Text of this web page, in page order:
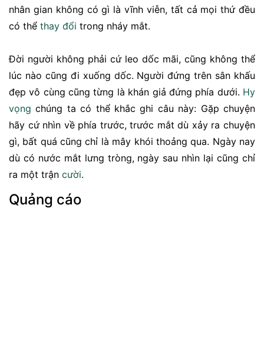
nhân gian không có gì là vĩnh viễn, tất cả mọi thứ đều
có thể thay đổi trong nháy mắt.
Đời người không phải cứ leo dốc mãi, cũng không thể
lúc nào cũng đi xuống dốc. Người đứng trên sân khấu
đẹp vô cùng cũng từng là khán giả đứng phía dưới. Hy
vọng chúng ta có thể khắc ghi câu này: Gặp chuyện
hãy cứ nhìn về phía trước, trước mắt dù xảy ra chuyện
gì, bất quá cũng chỉ là mây khói thoảng qua. Ngày nay
dù có nước mắt lưng tròng, ngày sau nhìn lại cũng chỉ
ra một trận cười.
Quảng cáo